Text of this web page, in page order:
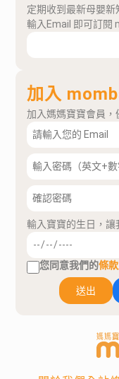
定期收到最新母嬰新
輸入Email 即可訂閱
加入
加入媽媽寶寶會員，
輸入寶寶的生日，讓
您同意我們的條
送出